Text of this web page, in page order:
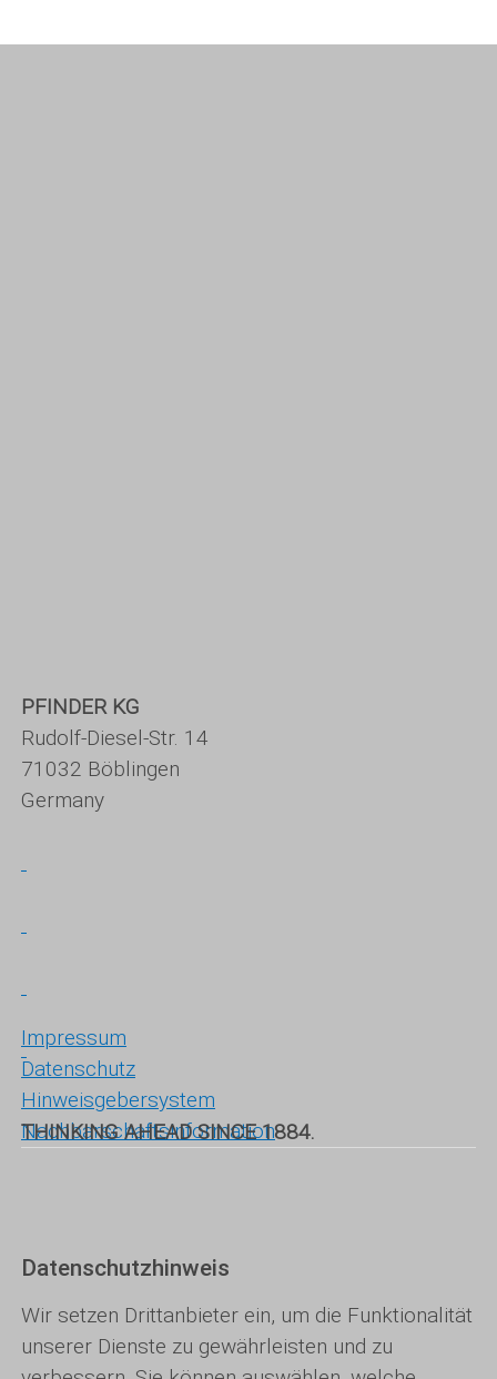
PFINDER KG
Rudolf-Diesel-Str. 14
71032 Böblingen
Germany
Impressum
Datenschutz
Hinweisgebersystem
Nachbarschaftsinformation
THINKING AHEAD SINCE 1884.
Datenschutzhinweis
Wir setzen Drittanbieter ein, um die Funktionalität
unserer Dienste zu gewährleisten und zu